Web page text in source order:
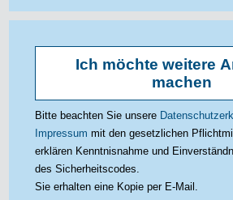
Geburtsdatum
Telefon
Strasse
PLZ / Ort
Möchten Sie Ihr Anliegen
Ich wünsche keine Anrufe (nur E-
Ich möchte weitere
machen
Bitte beachten Sie unsere
Impressum mit den gesetzlichen Pflichtmitteilungen und
erklären Kenntnisnahme und
des Sicherheitscodes.
Sie erhalten eine Kopie per E-Mail.